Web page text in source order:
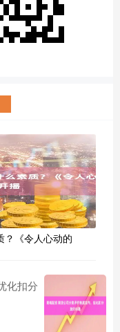
？《令人心动的
化扣分